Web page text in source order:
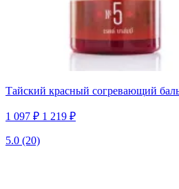
Тайский красный согревающий
1 097 ₽ 1 219 ₽
5.0 (20)